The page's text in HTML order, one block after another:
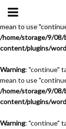
Warning
: "continue"
mean to use
/home/storage/9/08/
content/plugins/
Warning: "continue"
mean to use
/home/storage/9/08/
content/plugins/
Warning: "continue"